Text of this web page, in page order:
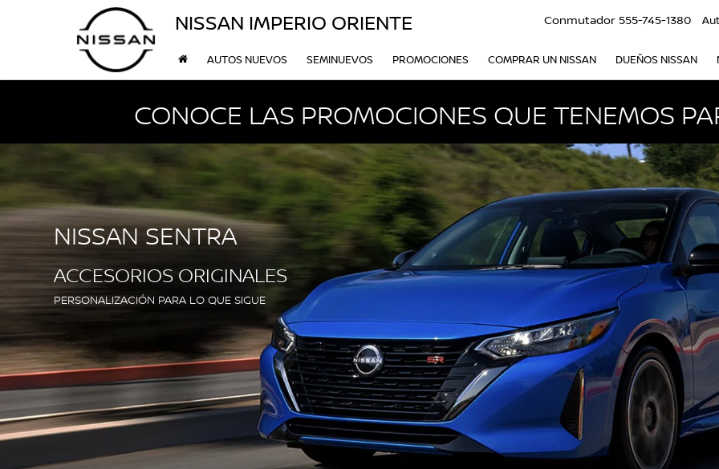
NISSAN IMPERIO ORIENTE Conmutador 555-745-1380
AUTOS NUEVOS SEMINUEVOS PROMOCIONES COMPRAR UN NISSAN DUEÑOS NISSAN
CONOCE LAS PROMOCIONES QUE TENEMOS
NISSAN SENTRA
ACCESORIOS ORIGINALES
PERSONALIZACIÓN PARA LO QUE SIGUE